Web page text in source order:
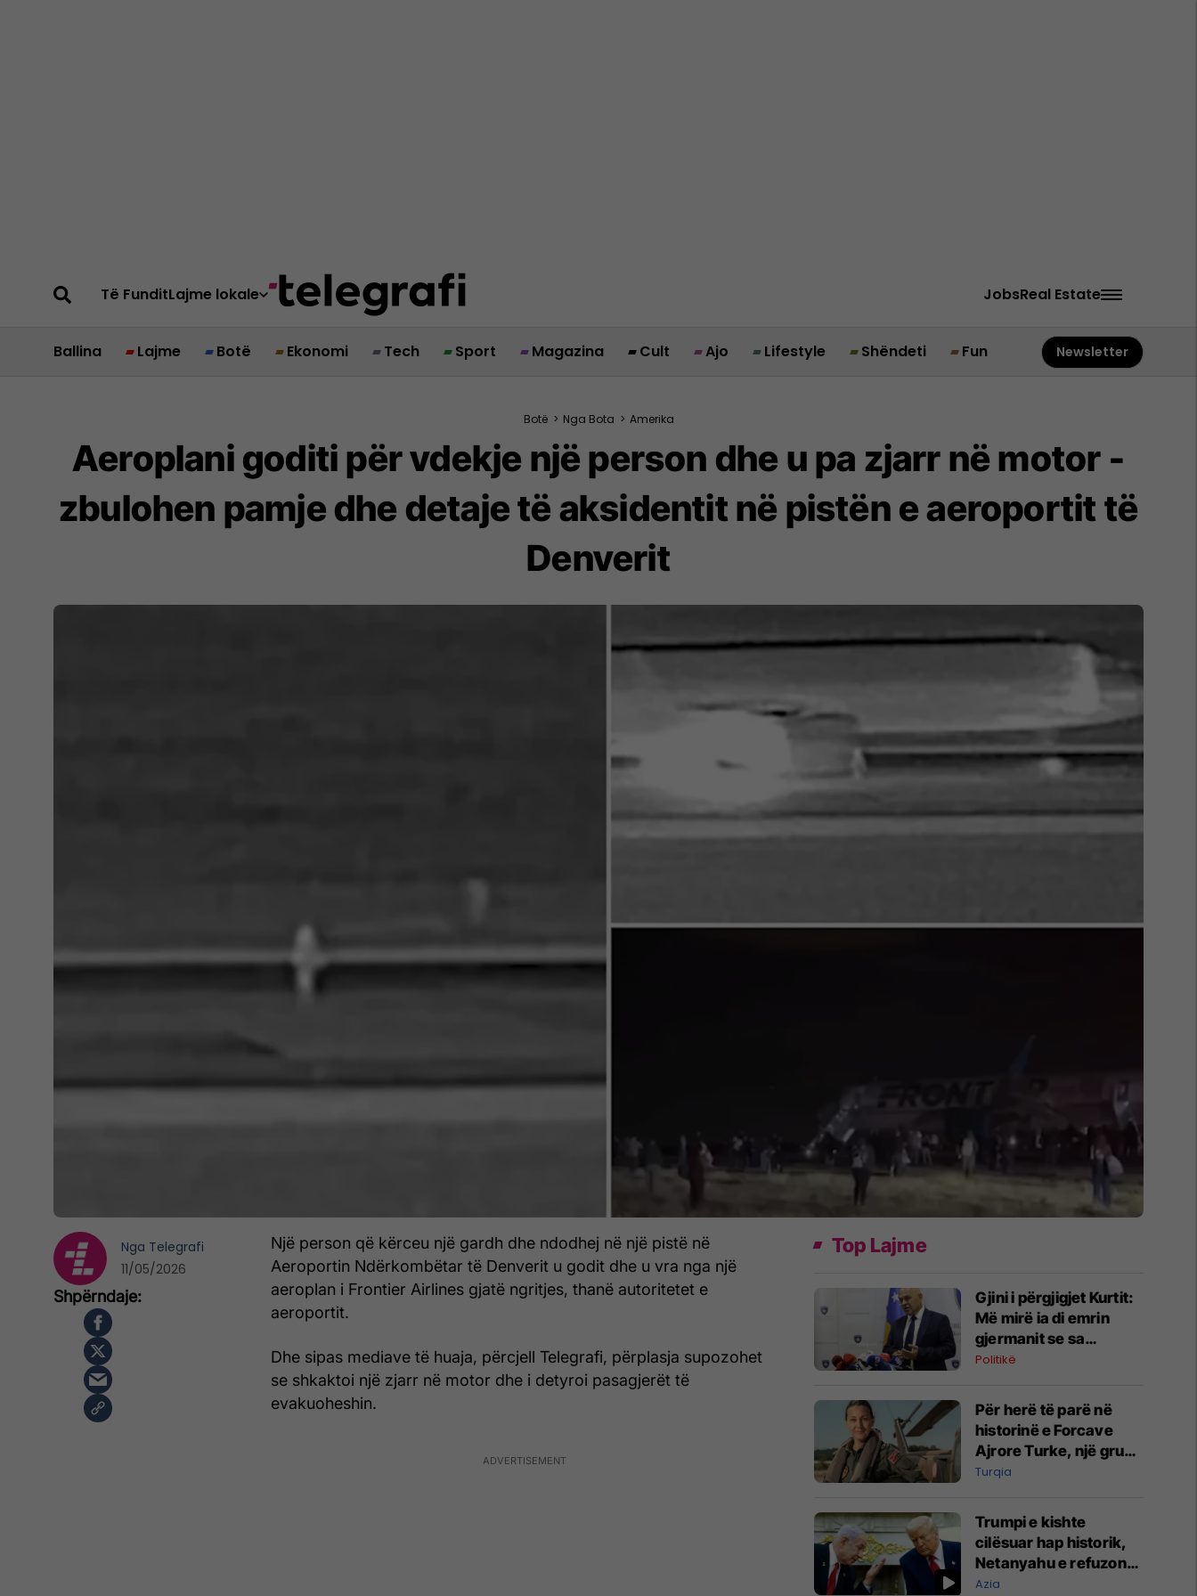
Të FunditLajme lokale JobsReal Estate
Ballina Lajme Botë Ekonomi Tech Sport Magazina Cult Ajo Lifestyle Shëndeti Fun Newsletter
Botë > Nga Bota > Amerika
Aeroplani goditi për vdekje një person dhe u pa zjarr në motor -
zbulohen pamje dhe detaje të aksidentit në pistën e aeroportit të
Denverit
Një person që kërceu një gardh dhe ndodhej në një pistë në
Aeroportin Ndërkombëtar të Denverit u godit dhe u vra nga një
aeroplan i Frontier Airlines gjatë ngritjes, thanë autoritetet e
aeroportit.
Dhe sipas mediave të huaja, përcjell Telegrafi, përplasja supozohet
se shkaktoi një zjarr në motor dhe i detyroi pasagjerët të
evakuoheshin.
Nga Telegrafi
11/05/2026
Top Lajme
Gjini i përgjigjet Kurtit:
Më mirë ia di emrin
gjermanit se sa
Aleancës
Politikë
Për herë të parë në
historinë e Forcave
Ajrore Turke, një grua
merr gradën e
Turqia
Trumpi e kishte
cilësuar hap historik,
Netanyahu e refuzon
marrëveshjen për
Azia